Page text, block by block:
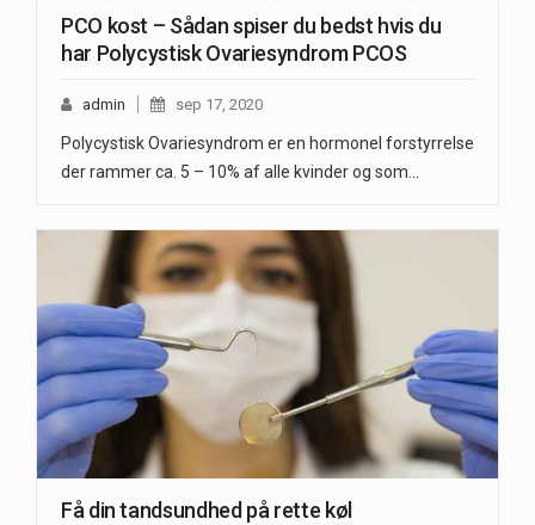
PCO kost – Sådan spiser du bedst hvis du
har Polycystisk Ovariesyndrom PCOS
admin sep 17, 2020
Polycystisk Ovariesyndrom er en hormonel forstyrrelse
der rammer ca. 5 – 10% af alle kvinder og som…
Få din tandsundhed på rette køl